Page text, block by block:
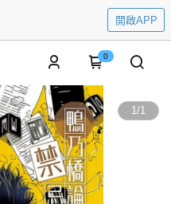
開啟APP
0
1/1